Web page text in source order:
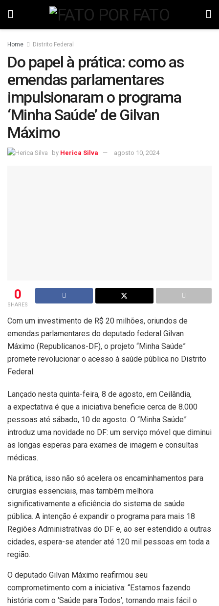
Home Distrito Federal
Do papel à prática: como as
emendas parlamentares
impulsionaram o programa
‘Minha Saúde’ de Gilvan
Máximo
by Herica Silva agosto 10, 2024
0
SHARES
Com um investimento de R$ 20 milhões, oriundos de
emendas parlamentares do deputado federal Gilvan
Máximo (Republicanos-DF), o projeto “Minha Saúde”
promete revolucionar o acesso à saúde pública no Distrito
Federal.
Lançado nesta quinta-feira, 8 de agosto, em Ceilândia,
a expectativa é que a iniciativa beneficie cerca de 8.000
pessoas até sábado, 10 de agosto. O “Minha Saúde”
introduz uma novidade no DF: um serviço móvel que diminui
as longas esperas para exames de imagem e consultas
médicas.
Na prática, isso não só acelera os encaminhamentos para
cirurgias essenciais, mas também melhora
significativamente a eficiência do sistema de saúde
pública. A intenção é expandir o programa para mais 18
Regiões Administrativas do DF e, ao ser estendido a outras
cidades, espera-se atender até 120 mil pessoas em toda a
região.
O deputado Gilvan Máximo reafirmou seu
comprometimento com a iniciativa: “Estamos fazendo
história com o ‘Saúde para Todos’, tornando mais fácil o